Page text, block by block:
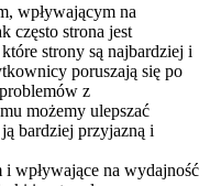
wpływającym na
często strona jest
strony są najbardziej i
poruszają się po
z
możemy ulepszać
bardziej przyjazną i
wpływające na wydajność